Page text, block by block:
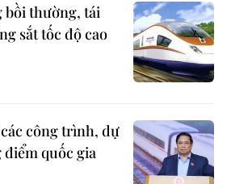
bồi thường, tái
sắt tốc độ cao
công trình, dự
quốc gia